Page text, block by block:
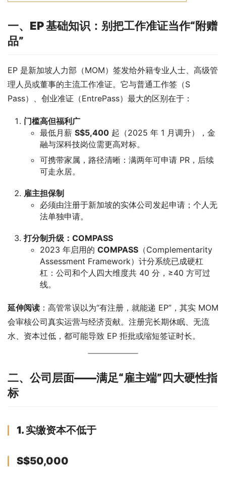
一、EP 基础知识：别把工作准证当作“附赠
品”
EP 是新加坡人力部（MOM）签发给外籍专业人士、高级管
理人员或董事的主流工作准证。它与普通工作签（S
Pass）、创业准证（EntrePass）最大的区别在于：
门槛高但福利广
最低月薪 S$5,400 起（2025 年 1 月调升），金
融与深科技岗位需更高对标。
可携带家属，路径清晰：满两年可申请 PR，后续
可走永居。
雇主担保制
必须由注册于新加坡的实体公司发起申请；个人无
法单独申请。
打分制升级：COMPASS
2023 年启用的 COMPASS （Complementarity
Assessment Framework）计分系统已成硬杠
杠：公司和个人四大维度共 40 分，≥40 方可过
线。
延伸阅读 ：高管常误以为“有注册，就能递 EP”，其实 MOM
会审核公司真实运营与经济贡献。注册完长期休眠、无流
水、资本过低，都可能导致 EP 拒批或缩短签证时长。
二、公司层面——满足“雇主端”四大硬性指
标
1. 实缴资本不低于
S$50,000